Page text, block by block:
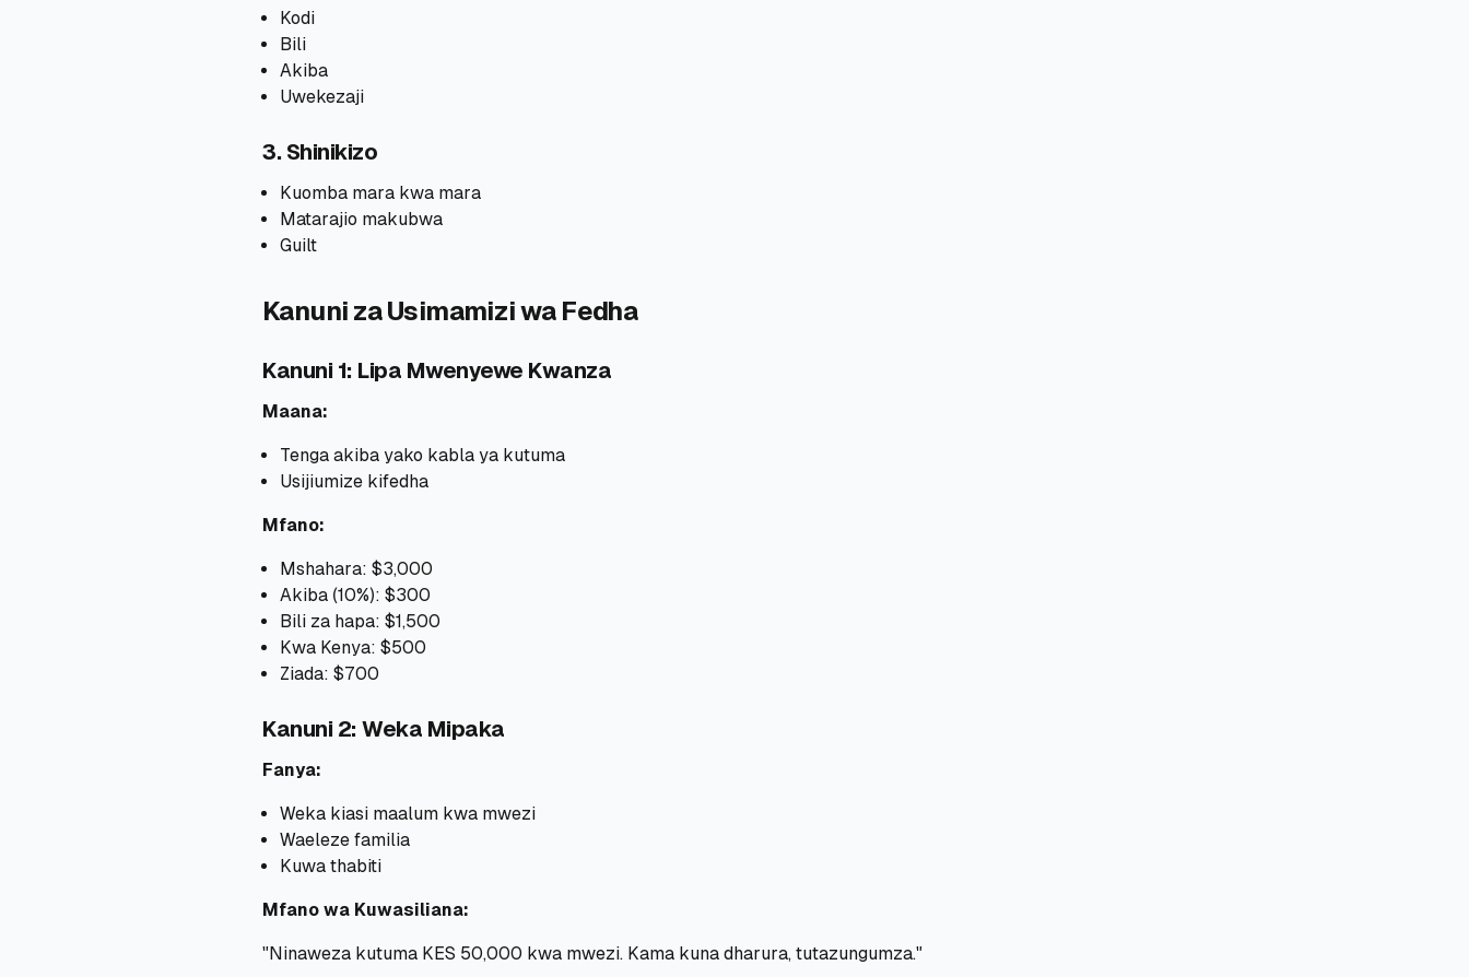
Kodi
Bili
Akiba
Uwekezaji
3. Shinikizo
Kuomba mara kwa mara
Matarajio makubwa
Guilt
Kanuni za Usimamizi wa Fedha
Kanuni 1: Lipa Mwenyewe Kwanza
Maana:
Tenga akiba yako kabla ya kutuma
Usijiumize kifedha
Mfano:
Mshahara: $3,000
Akiba (10%): $300
Bili za hapa: $1,500
Kwa Kenya: $500
Ziada: $700
Kanuni 2: Weka Mipaka
Fanya:
Weka kiasi maalum kwa mwezi
Waeleze familia
Kuwa thabiti
Mfano wa Kuwasiliana:
"Ninaweza kutuma KES 50,000 kwa mwezi. Kama kuna dharura, tutazungumza."